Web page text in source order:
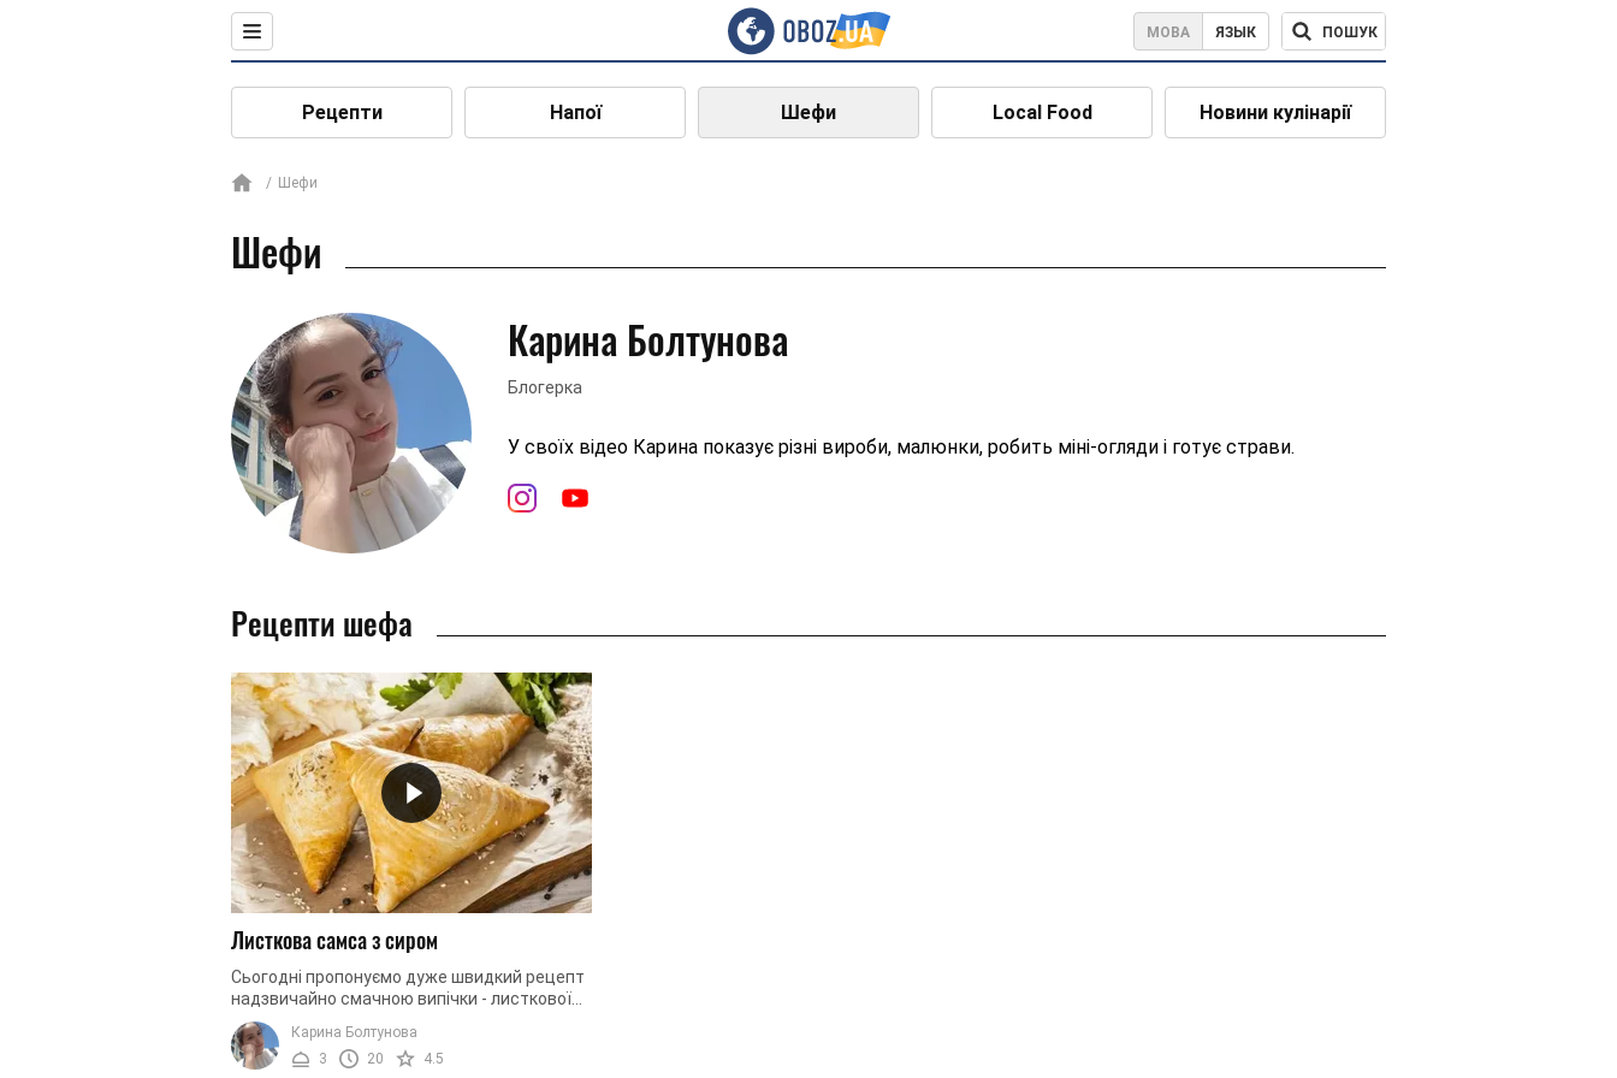
МОВА ЯЗЫК ПОШУК
Рецепти Напої Шефи Local Food Новини кулінарії
Шефи
Шефи
Карина Болтунова
Блогерка
У своїх відео Карина показує різні вироби, малюнки, робить міні-огляди і готує страви.
Рецепти шефа
Листкова самса з сиром
Сьогодні пропонуємо дуже швидкий рецепт
надзвичайно смачною випічки - листкової
самси із сиром. Із інгредієнтів нам
знадобляться: листкове тісто і ...
Карина Болтунова
3
20 4.5